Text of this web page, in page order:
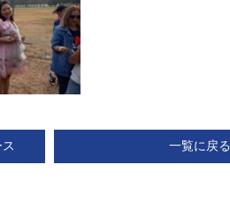
一覧に戻る